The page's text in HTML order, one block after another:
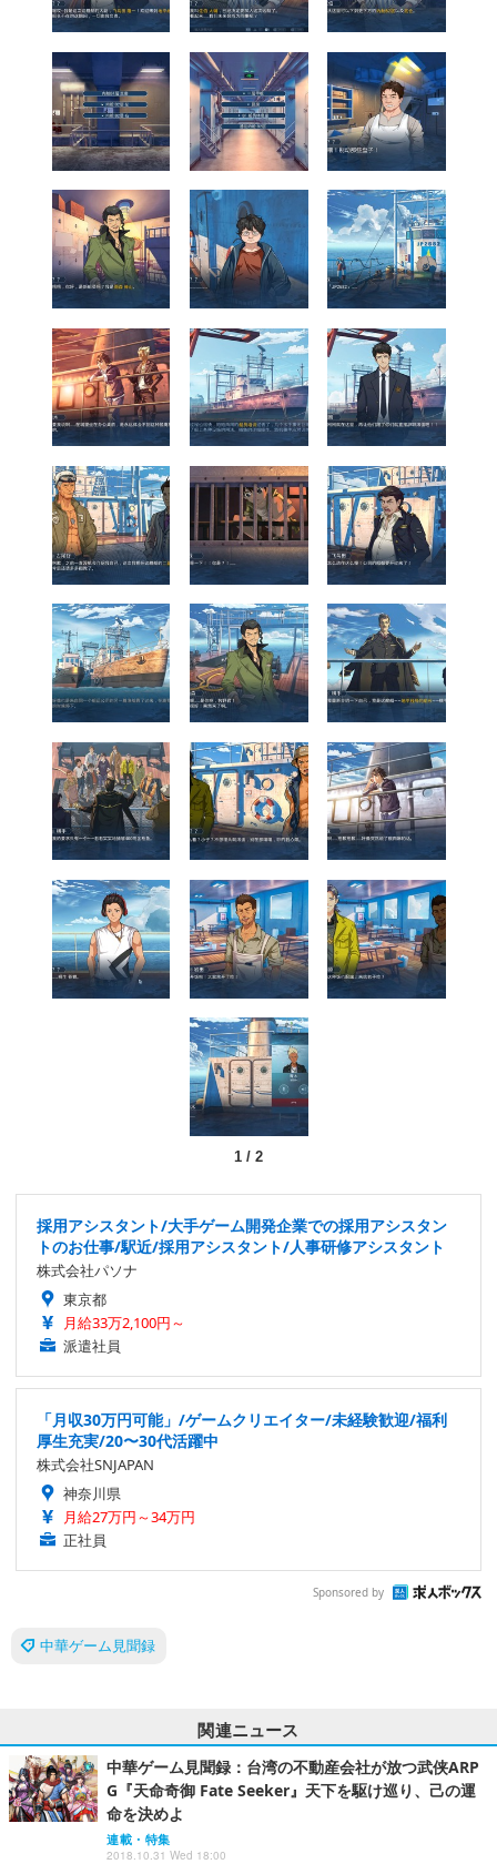
1/ 2
採用アシスタント/大手ゲーム開発企業での採用アシスタン
トのお仕事/駅近/採用アシスタント/人事研修アシスタント
株式会社パソナ
東京都
月給33万2,100円～
派遣社員
「月収30万円可能」/ゲームクリエイター/未経験歓迎/福利
厚生充実/20〜30代活躍中
株式会社SNJAPAN
神奈川県
月給27万円～34万円
正社員
Sponsored by
中華ゲーム見聞録
関連ニュース
中華ゲーム見聞録：台湾の不動産会社が放つ武侠ARP
G『天命奇御 Fate Seeker』天下を駆け巡り、己の運
命を決めよ
連載・特集
2018.10.31 Wed 18:00